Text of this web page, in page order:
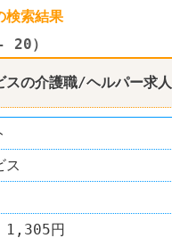
検索結果
20）
スの介護職/ヘルパー求人
ス
円